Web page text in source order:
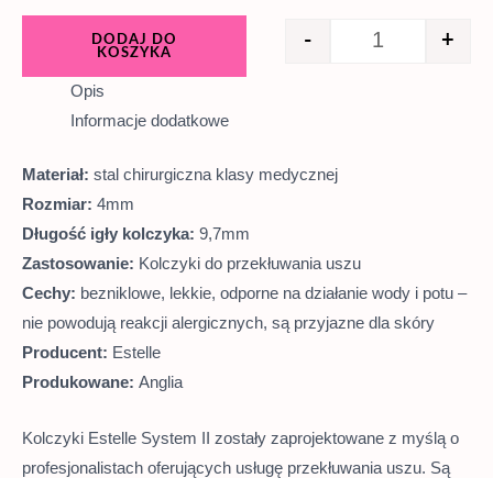
- +
DODAJ DO
KOSZYKA
Opis
Informacje dodatkowe
Materiał: stal chirurgiczna klasy medycznej
Rozmiar: 4mm
Długość igły kolczyka: 9,7mm
Zastosowanie: Kolczyki do przekłuwania uszu
Cechy: bezniklowe, lekkie, odporne na działanie wody i potu –
nie powodują reakcji alergicznych, są przyjazne dla skóry
Producent: Estelle
Produkowane: Anglia
Kolczyki Estelle System II zostały zaprojektowane z myślą o
profesjonalistach oferujących usługę przekłuwania uszu. Są